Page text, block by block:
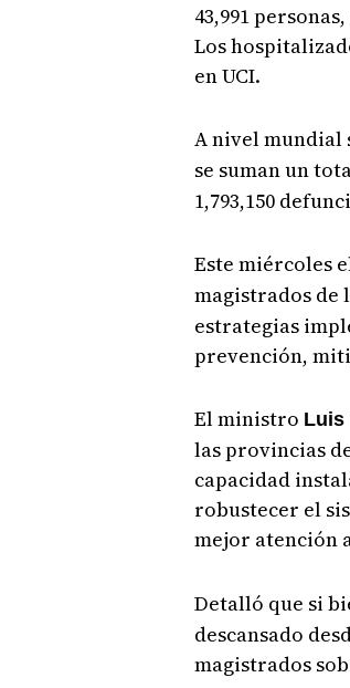
43,991
Los
en UCI.
A nivel mundial
se suman un
1,793,150
Este miércoles
magistrados de
estrategias
prevención,
El ministro Luis
las provincias
capacidad
robustecer el
mejor atención
Detalló que si
descansado
magistrados